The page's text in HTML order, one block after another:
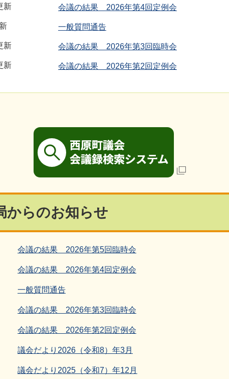
新 会議の結果 2026年第4回定例会
一般質問通告
新 会議の結果 2026年第3回臨時会
新 会議の結果 2026年第2回定例会
からのお知らせ
会議の結果 2026年第5回臨時会
会議の結果 2026年第4回定例会
一般質問通告
会議の結果 2026年第3回臨時会
会議の結果 2026年第2回定例会
議会だより2026（令和8）年3月
議会だより2025（令和7）年12月